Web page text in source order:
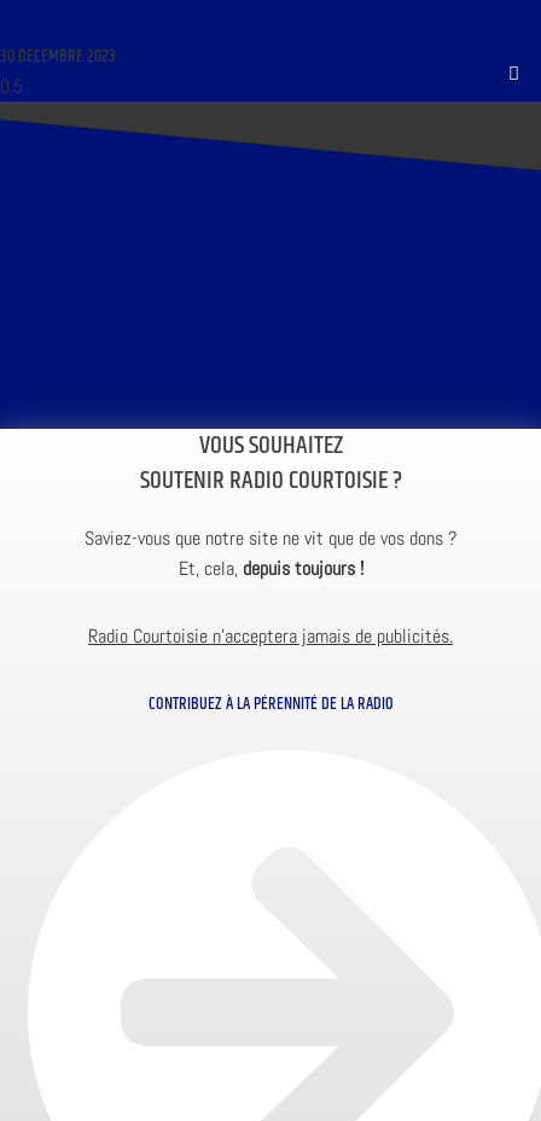
30 DÉCEMBRE 2023
VOUS SOUHAITEZ
SOUTENIR RADIO COURTOISIE ?
Saviez-vous que notre site ne vit que de vos dons ?
Et, cela, depuis toujours !
Radio Courtoisie n’acceptera jamais de publicités.
CONTRIBUEZ À LA PÉRENNITÉ DE LA RADIO